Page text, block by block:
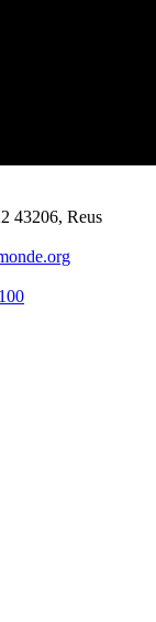
43206, Reus